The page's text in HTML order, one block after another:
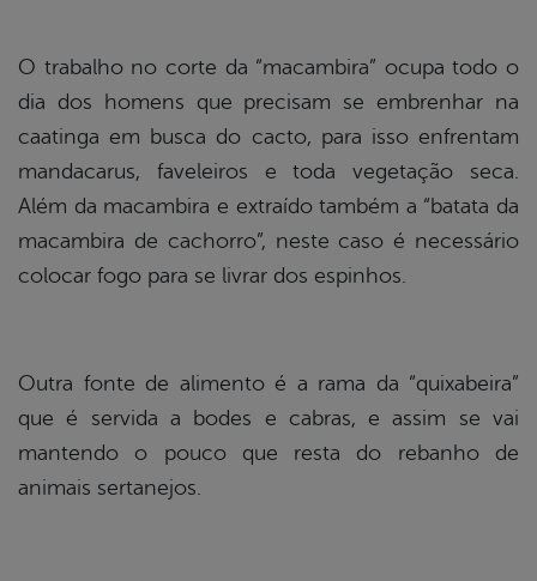
O trabalho no corte da “macambira” ocupa todo o
dia dos homens que precisam se embrenhar na
caatinga em busca do cacto, para isso enfrentam
mandacarus, faveleiros e toda vegetação seca.
Além da macambira e extraído também a “batata da
macambira de cachorro”, neste caso é necessário
colocar fogo para se livrar dos espinhos.
Outra fonte de alimento é a rama da “quixabeira”
que é servida a bodes e cabras, e assim se vai
mantendo o pouco que resta do rebanho de
animais sertanejos.